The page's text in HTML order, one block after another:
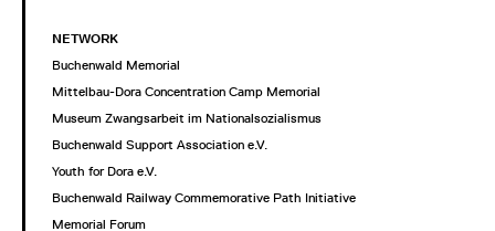
NETWORK
Buchenwald Memorial
Mittelbau-Dora Concentration Camp Memorial
Museum Zwangsarbeit im Nationalsozialismus
Buchenwald Support Association e.V.
Youth for Dora e.V.
Buchenwald Railway Commemorative Path Initiative
Memorial Forum